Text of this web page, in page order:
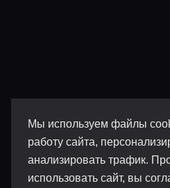
Мы используем файлы
работу сайта,
анализировать трафик.
использовать сайт, вы